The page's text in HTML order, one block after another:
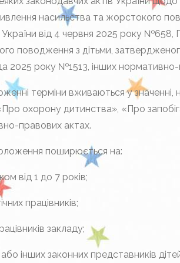
насильства та жорстокого
України від 4 червня 2025 року
поводження з дітьми,
2025 року №1513, інших нормативно-
терміни вживаються у
охорону дитинства», «Про
правових актах.
поширюється на:
від 1 до 7 років;
працівників;
закладу;
або інших законних представників